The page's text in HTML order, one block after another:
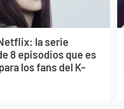
la serie
8 episodios que es
los fans del K-